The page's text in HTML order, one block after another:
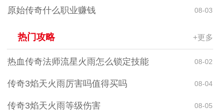
原始传奇什么职业赚钱 08-03
热门攻略 +更多
热血传奇法师流星火雨怎么锁定技能 08-02
传奇3焰天火雨厉害吗值得买吗 08-04
传奇3焰天火雨等级伤害 08-05